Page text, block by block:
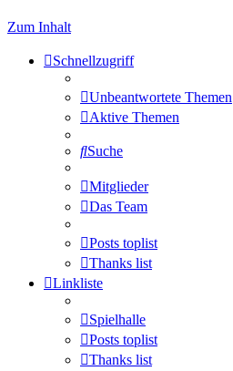
Zum Inhalt
Schnellzugriff
Unbeantwortete Themen
Aktive Themen
Suche
Mitglieder
Das Team
Posts toplist
Thanks list
Linkliste
Spielhalle
Posts toplist
Thanks list